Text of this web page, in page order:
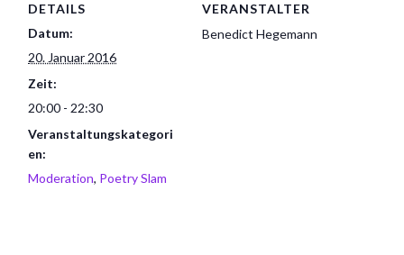
DETAILS
Datum:
20. Januar 2016
Zeit:
20:00 - 22:30
Veranstaltungskategori
en:
Moderation, Poetry Slam
VERANSTALTER
Benedict Hegemann